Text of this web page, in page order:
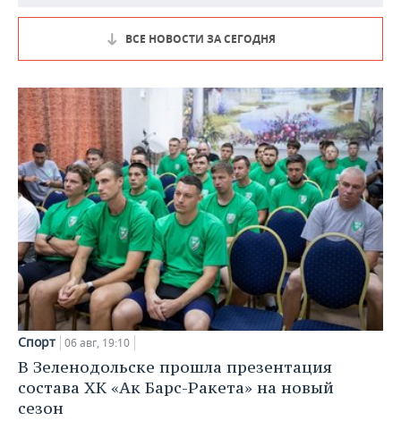
ВСЕ НОВОСТИ ЗА СЕГОДНЯ
Спорт 06 авг, 19:10
В Зеленодольске прошла презентация
состава ХК «Ак Барс-Ракета» на новый
сезон